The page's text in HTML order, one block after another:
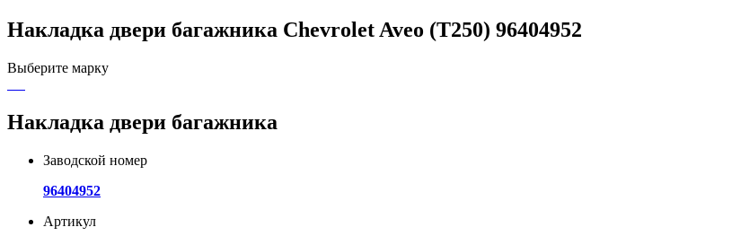
Накладка двери багажника Chevrolet Aveo (T250) 96404952
Выберите марку
Накладка двери багажника
Заводской номер
96404952
Артикул